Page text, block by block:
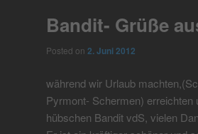
Bandit- Grüße
Posted on 2. Juni 2012
während wir Urlaub
Pyrmont- Schermen) erreichten
hübschen Bandit vdS, vielen